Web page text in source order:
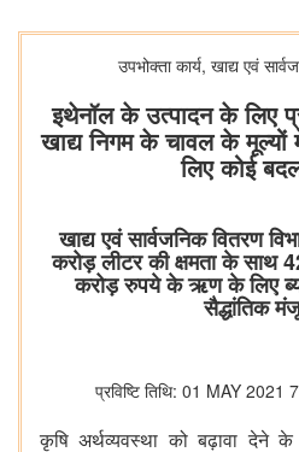
उपभोक्‍ता कार्य, खाद्य एवं
इथेनॉल के उत्पादन के लिए
खाद्य निगम के चावल के मूल्यों
लिए कोई
खाद्य एवं सार्वजनिक वितरण
करोड़ लीटर की क्षमता के साथ
करोड़ रुपये के ऋण के लिए
सैद्धांतिक
प्रविष्टि तिथि: 01 MAY
कृषि अर्थव्यवस्था को बढ़ावा देने